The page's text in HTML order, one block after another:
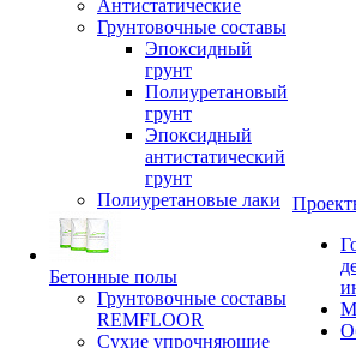
Антистатические
Грунтовочные составы
Эпоксидный
грунт
Полиуретановый
грунт
Эпоксидный
антистатический
грунт
Полиуретановые лаки
Бетонные полы
Грунтовочные составы
REMFLOOR
Сухие упрочняющие